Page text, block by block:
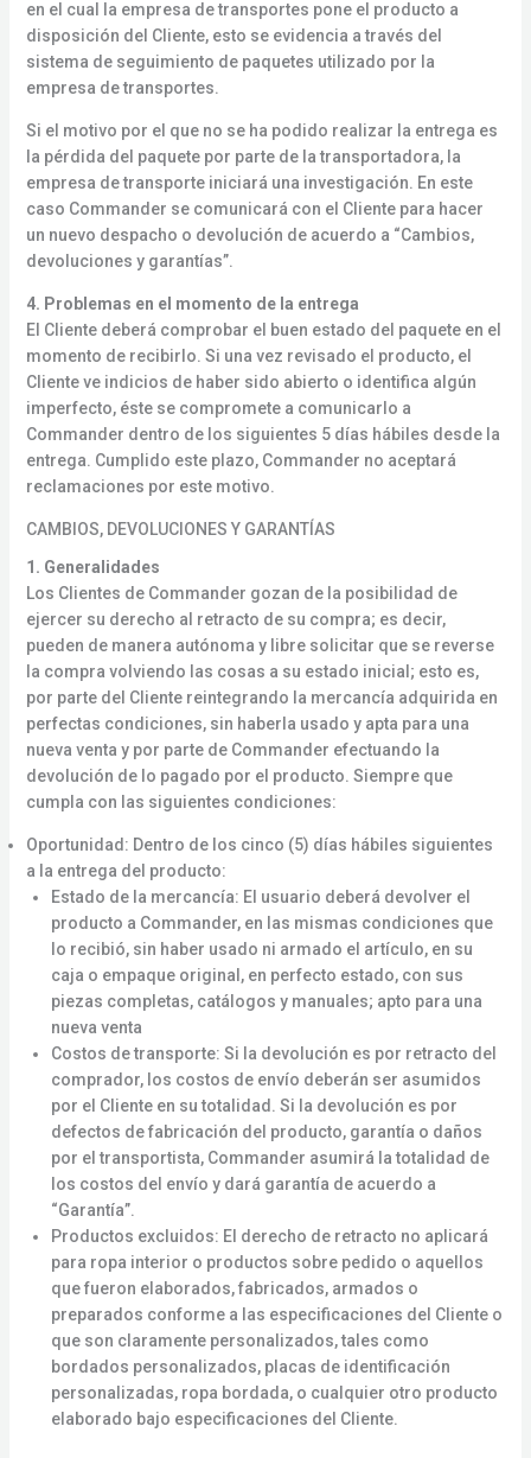
en el cual la empresa de transportes pone el producto a
disposición del Cliente, esto se evidencia a través del
sistema de seguimiento de paquetes utilizado por la
empresa de transportes.
Si el motivo por el que no se ha podido realizar la entrega es
la pérdida del paquete por parte de la transportadora, la
empresa de transporte iniciará una investigación. En este
caso Commander se comunicará con el Cliente para hacer
un nuevo despacho o devolución de acuerdo a “Cambios,
devoluciones y garantías”.
4. Problemas en el momento de la entrega
El Cliente deberá comprobar el buen estado del paquete en el
momento de recibirlo. Si una vez revisado el producto, el
Cliente ve indicios de haber sido abierto o identifica algún
imperfecto, éste se compromete a comunicarlo a
Commander dentro de los siguientes 5 días hábiles desde la
entrega. Cumplido este plazo, Commander no aceptará
reclamaciones por este motivo.
CAMBIOS, DEVOLUCIONES Y GARANTÍAS
1. Generalidades
Los Clientes de Commander gozan de la posibilidad de
ejercer su derecho al retracto de su compra; es decir,
pueden de manera autónoma y libre solicitar que se reverse
la compra volviendo las cosas a su estado inicial; esto es,
por parte del Cliente reintegrando la mercancía adquirida en
perfectas condiciones, sin haberla usado y apta para una
nueva venta y por parte de Commander efectuando la
devolución de lo pagado por el producto. Siempre que
cumpla con las siguientes condiciones:
Oportunidad: Dentro de los cinco (5) días hábiles siguientes
a la entrega del producto:
Estado de la mercancía: El usuario deberá devolver el
producto a Commander, en las mismas condiciones que
lo recibió, sin haber usado ni armado el artículo, en su
caja o empaque original, en perfecto estado, con sus
piezas completas, catálogos y manuales; apto para una
nueva venta
Costos de transporte: Si la devolución es por retracto del
comprador, los costos de envío deberán ser asumidos
por el Cliente en su totalidad. Si la devolución es por
defectos de fabricación del producto, garantía o daños
por el transportista, Commander asumirá la totalidad de
los costos del envío y dará garantía de acuerdo a
“Garantía”.
Productos excluidos: El derecho de retracto no aplicará
para ropa interior o productos sobre pedido o aquellos
que fueron elaborados, fabricados, armados o
preparados conforme a las especificaciones del Cliente o
que son claramente personalizados, tales como
bordados personalizados, placas de identificación
personalizadas, ropa bordada, o cualquier otro producto
elaborado bajo especificaciones del Cliente.